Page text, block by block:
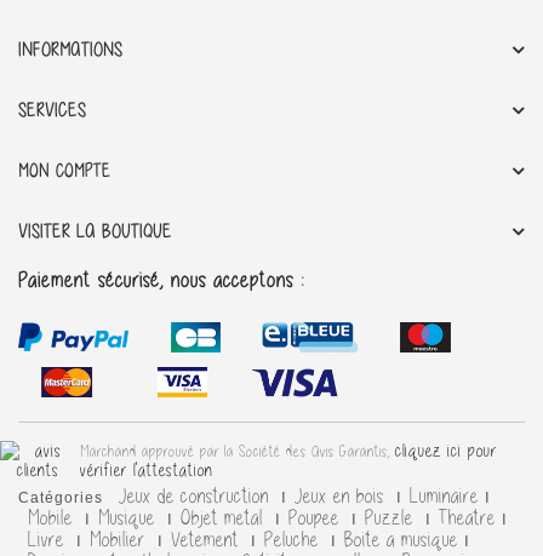
INFORMATIONS
SERVICES
MON COMPTE
VISITER LA BOUTIQUE
Paiement sécurisé, nous acceptons :
Marchand approuvé par la Société des Avis Garantis, cliquez ici pour
vérifier l'attestation
Catégories
Jeux de construction Jeux en bois
Luminaire
Mobile
Musique Objet metal Poupee Puzzle
Theatre
Livre
Mobilier Vetement Peluche
Boite a musique